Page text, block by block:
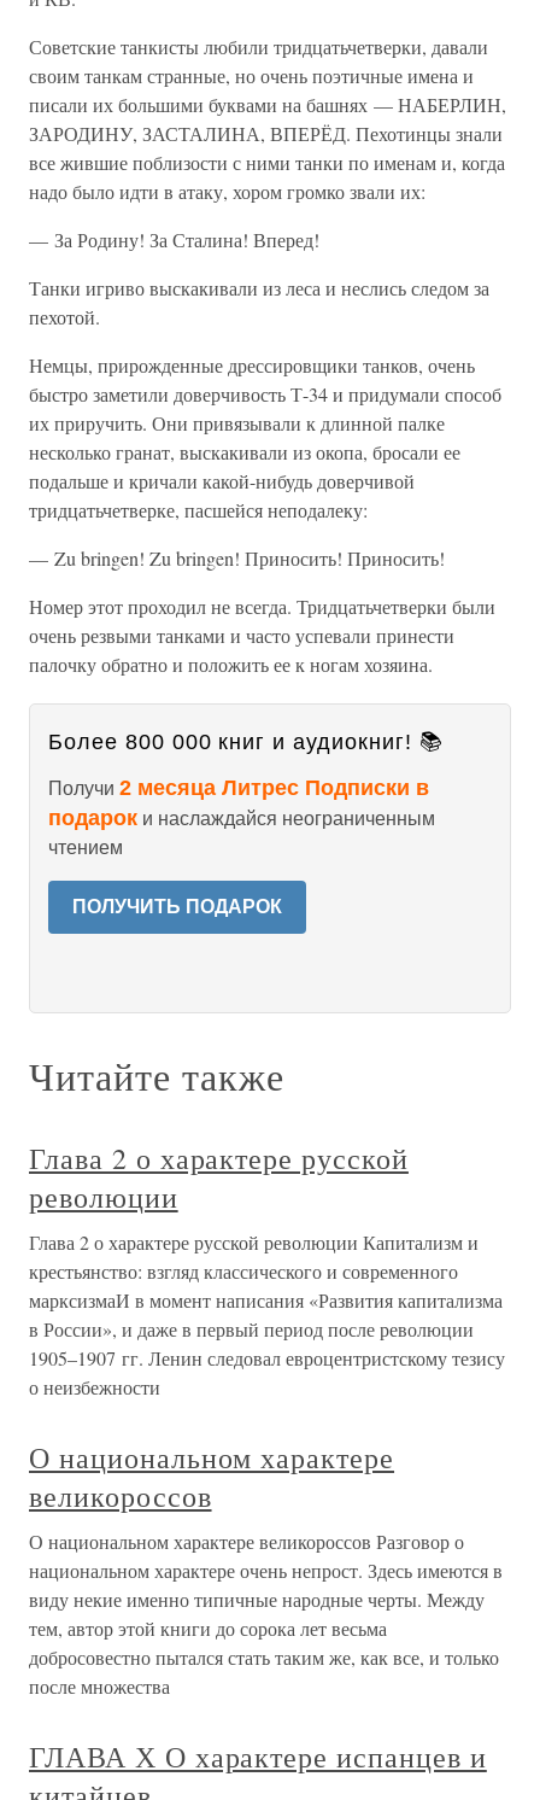
Советские танкисты любили тридцатьчетверки, давали
своим танкам странные, но очень поэтичные имена и
писали их большими буквами на башнях — НАБЕРЛИН,
ЗАРОДИНУ, ЗАСТАЛИНА, ВПЕРЁД. Пехотинцы знали
все жившие поблизости с ними танки по именам и, когда
надо было идти в атаку, хором громко звали их:
— За Родину! За Сталина! Вперед!
Танки игриво выскакивали из леса и неслись следом за
пехотой.
Немцы, прирожденные дрессировщики танков, очень
быстро заметили доверчивость Т-34 и придумали способ
их приручить. Они привязывали к длинной палке
несколько гранат, выскакивали из окопа, бросали ее
подальше и кричали какой-нибудь доверчивой
тридцатьчетверке, пасшейся неподалеку:
— Zu bringen! Zu bringen! Приносить! Приносить!
Номер этот проходил не всегда. Тридцатьчетверки были
очень резвыми танками и часто успевали принести
палочку обратно и положить ее к ногам хозяина.
Более 800 000 книг и аудиокниг! 📚
Получи 2 месяца Литрес Подписки в
подарок и наслаждайся неограниченным
чтением
ПОЛУЧИТЬ ПОДАРОК
Читайте также
Глава 2 о характере русской
революции
Глава 2 о характере русской революции Капитализм и
крестьянство: взгляд классического и современного
марксизмаИ в момент написания «Развития капитализма
в России», и даже в первый период после революции
1905–1907 гг. Ленин следовал евроцентристскому тезису
о неизбежности
О национальном характере
великороссов
О национальном характере великороссов Разговор о
национальном характере очень непрост. Здесь имеются в
виду некие именно типичные народные черты. Между
тем, автор этой книги до сорока лет весьма
добросовестно пытался стать таким же, как все, и только
после множества
ГЛАВА Х О характере испанцев и